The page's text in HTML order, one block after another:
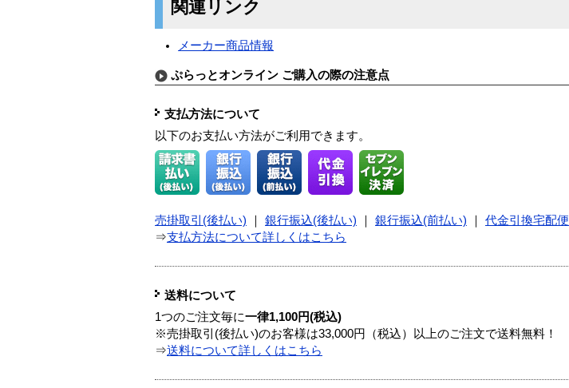
関連リンク
メーカー商品情報
ぷらっとオンライン ご購入の際の注意点
支払方法について
以下のお支払い方法がご利用できます。
売掛取引(後払い) 銀行振込(後払い) 銀行振込(前払い) 代金引換宅配便
⇒支払方法について詳しくはこちら
送料について
1つのご注文毎に一律1,100円(税込)
※売掛取引(後払い)のお客様は33,000円（税込）以上のご注文で送料無料！
⇒送料について詳しくはこちら